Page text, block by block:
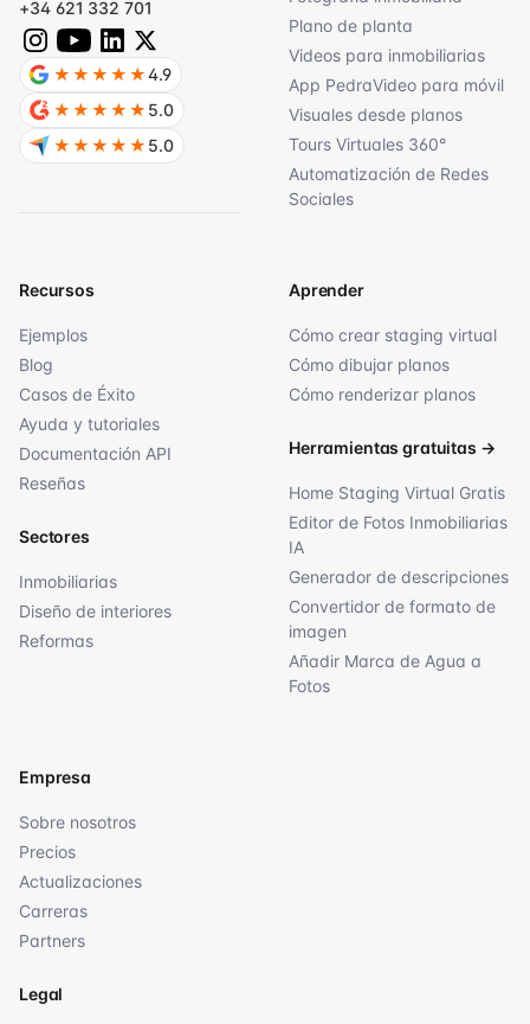
Plano de planta
Videos para inmobiliarias
App PedraVideo para móvil
Visuales desde planos
Tours Virtuales 360°
Automatización de Redes
Sociales
Recursos
Ejemplos
Blog
Casos de Éxito
Ayuda y tutoriales
Documentación API
Reseñas
Sectores
Inmobiliarias
Diseño de interiores
Reformas
Aprender
Cómo crear staging virtual
Cómo dibujar planos
Cómo renderizar planos
Herramientas gratuitas →
Home Staging Virtual Gratis
Editor de Fotos Inmobiliarias
IA
Generador de descripciones
Convertidor de formato de
imagen
Añadir Marca de Agua a
Fotos
Empresa
Sobre nosotros
Precios
Actualizaciones
Carreras
Partners
Legal
+34 621 332 701
★★★★★4.9
★★★★★ 5.0
★★★★★ 5.0